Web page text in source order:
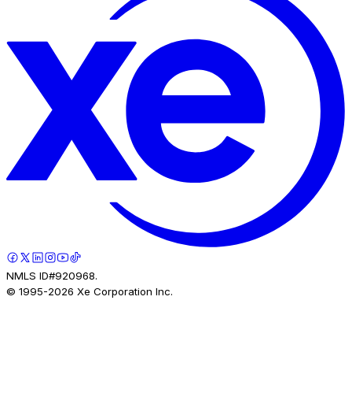
NMLS ID#920968.
© 1995-2026 Xe Corporation Inc.